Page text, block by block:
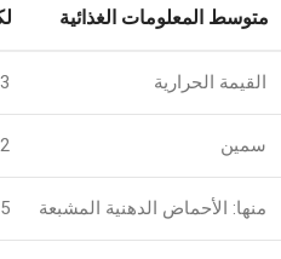
متوسط ​​المعلومات الغذائية
القيمة الحرارية 383
سمين
منها: الأحماض الدهنية المشبعة